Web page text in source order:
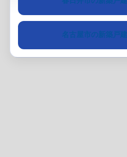
名古屋市の新築戸